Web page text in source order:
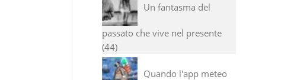
Un fantasma del
passato che vive nel presente
44
Quando l'app meteo